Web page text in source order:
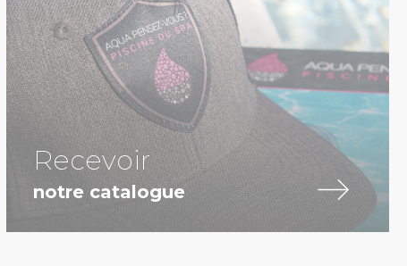
Recevoir
notre catalogue